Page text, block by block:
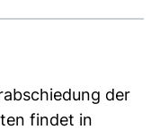
der
findet in